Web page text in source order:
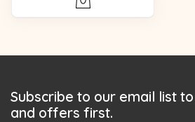
Subscribe to our email list
and offers first.